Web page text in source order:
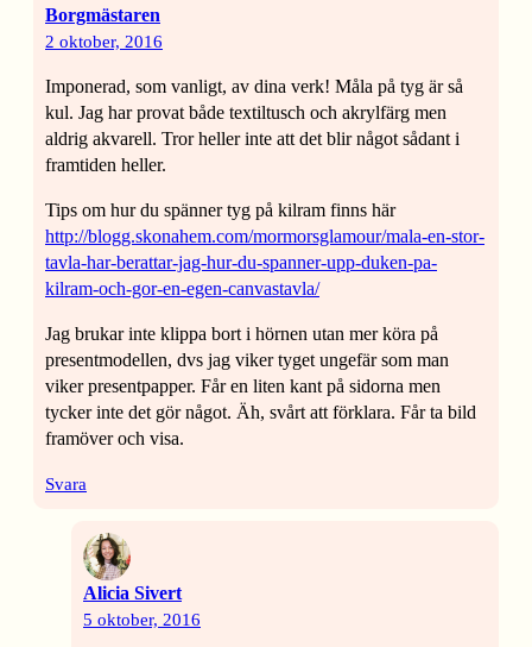
Borgmästaren
2 oktober, 2016
Imponerad, som vanligt, av dina verk! Måla på tyg är så
kul. Jag har provat både textiltusch och akrylfärg men
aldrig akvarell. Tror heller inte att det blir något sådant i
framtiden heller.
Tips om hur du spänner tyg på kilram finns här
http://blogg.skonahem.com/mormorsglamour/mala-en-stor-
tavla-har-berattar-jag-hur-du-spanner-upp-duken-pa-
kilram-och-gor-en-egen-canvastavla/
Jag brukar inte klippa bort i hörnen utan mer köra på
presentmodellen, dvs jag viker tyget ungefär som man
viker presentpapper. Får en liten kant på sidorna men
tycker inte det gör något. Äh, svårt att förklara. Får ta bild
framöver och visa.
Svara
Alicia Sivert
5 oktober, 2016